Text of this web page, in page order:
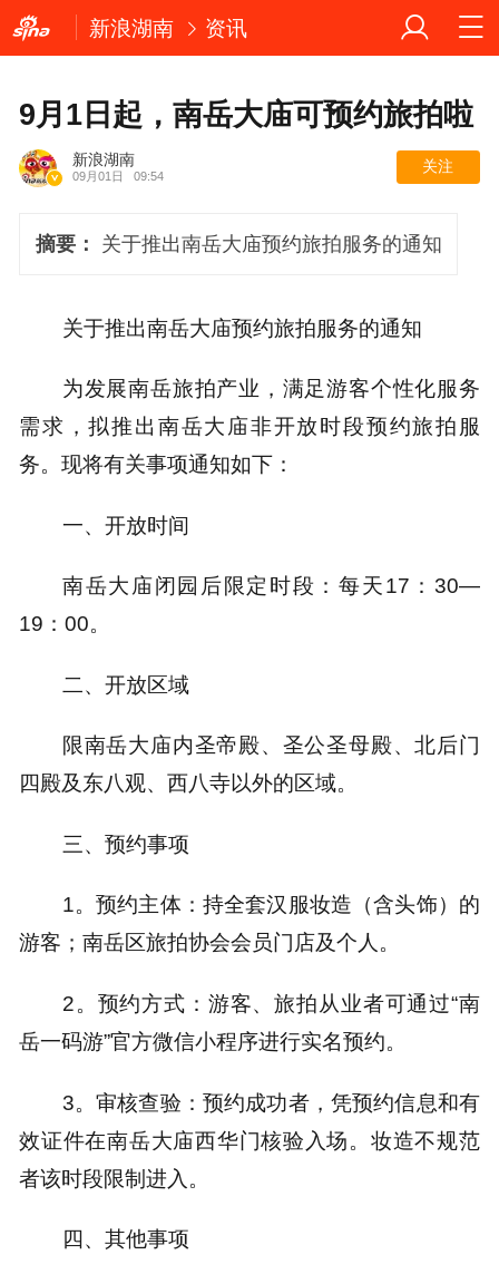
新浪湖南 资讯
9月1日起，南岳大庙可预约旅拍啦
新浪湖南
09月01日 09:54
关注
摘要： 关于推出南岳大庙预约旅拍服务的通知
关于推出南岳大庙预约旅拍服务的通知
为发展南岳旅拍产业，满足游客个性化服务
需求，拟推出南岳大庙非开放时段预约旅拍服
务。现将有关事项通知如下：
一、开放时间
南岳大庙闭园后限定时段：每天17：30—
19：00。
二、开放区域
限南岳大庙内圣帝殿、圣公圣母殿、北后门
四殿及东八观、西八寺以外的区域。
三、预约事项
1。预约主体：持全套汉服妆造（含头饰）的
游客；南岳区旅拍协会会员门店及个人。
2。预约方式：游客、旅拍从业者可通过“南
岳一码游”官方微信小程序进行实名预约。
3。审核查验：预约成功者，凭预约信息和有
效证件在南岳大庙西华门核验入场。妆造不规范
者该时段限制进入。
四、其他事项